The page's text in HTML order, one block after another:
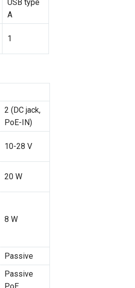
USB type
A
1
2 (DC jack,
PoE-IN)
10-28 V
20 W
8 W
Passive
Passive
PoE